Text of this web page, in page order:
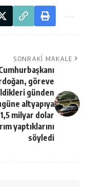
SONRAKI MAKALE
göreve
günden
altyapıya
milyar dolar
yaptıklarını
söyledi